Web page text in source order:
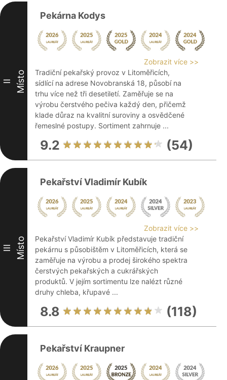
II Místo
Pekárna Kodys
Zobrazit více >>
Tradiční pekařský provoz v Litoměřicích,
sídlící na adrese Novobranská 18, působí na
trhu více než tři desetiletí. Zaměřuje se na
výrobu čerstvého pečiva každý den, přičemž
klade důraz na kvalitní suroviny a osvědčené
řemeslné postupy. Sortiment zahrnuje ...
9.2 (54)
III Místo
Pekařství Vladimír Kubík
Zobrazit více >>
Pekařství Vladimír Kubík představuje tradiční
pekárnu s působištěm v Litoměřicích, která se
zaměřuje na výrobu a prodej širokého spektra
čerstvých pekařských a cukrářských
produktů. V jejím sortimentu lze nalézt různé
druhy chleba, křupavé ...
8.8 (118)
Pekařství Kraupner